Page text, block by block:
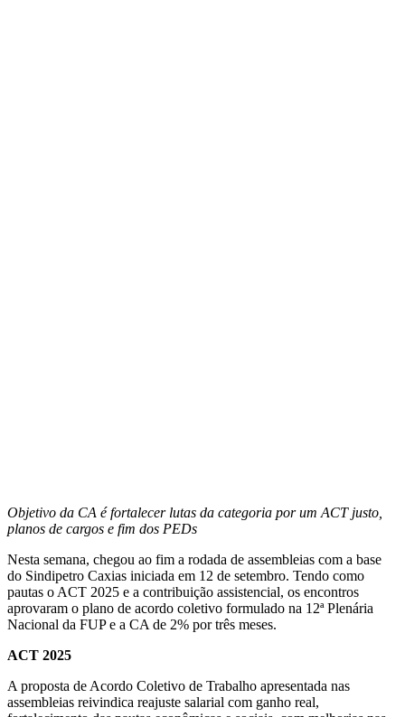
Objetivo da CA é fortalecer lutas da categoria por um ACT justo,
planos de cargos e fim dos PEDs
Nesta semana, chegou ao fim a rodada de assembleias com a base
do Sindipetro Caxias iniciada em 12 de setembro. Tendo como
pautas o ACT 2025 e a contribuição assistencial, os encontros
aprovaram o plano de acordo coletivo formulado na 12ª Plenária
Nacional da FUP e a CA de 2% por três meses.
ACT 2025
A proposta de Acordo Coletivo de Trabalho apresentada nas
assembleias reivindica reajuste salarial com ganho real,